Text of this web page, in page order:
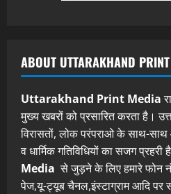
ABOUT UTTARAKHAND
Uttarakhand Print Media
मुख्य खबरों को प्रसारित करता है।
विरासतों, लोक परंपराओ के साथ-साथ
व धार्मिक गतिविधियों का सजग प्रहरी
Media से जुड़ने के लिए हमारे फोन
पेज,यू-ट्यूब चैनल,इंस्टाग्राम आदि पर